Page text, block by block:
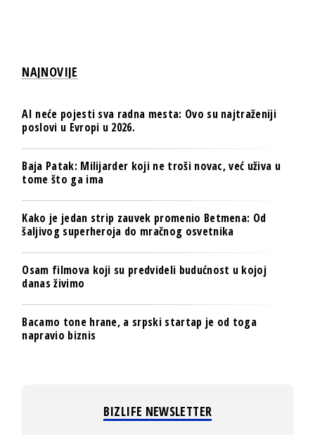
NAJNOVIJE
AI neće pojesti sva radna mesta: Ovo su najtraženiji
poslovi u Evropi u 2026.
Baja Patak: Milijarder koji ne troši novac, već uživa u
tome što ga ima
Kako je jedan strip zauvek promenio Betmena: Od
šaljivog superheroja do mračnog osvetnika
Osam filmova koji su predvideli budućnost u kojoj
danas živimo
Bacamo tone hrane, a srpski startap je od toga
napravio biznis
BIZLIFE NEWSLETTER